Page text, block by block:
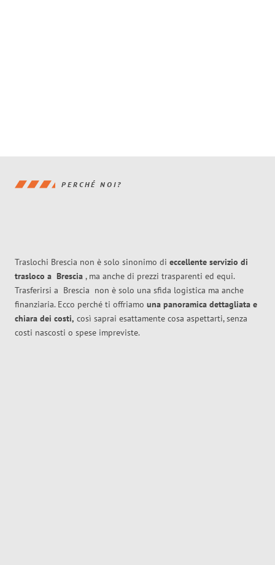
PERCHÉ NOI?
Traslochi Brescia non è solo sinonimo di eccellente servizio di
trasloco a Brescia , ma anche di prezzi trasparenti ed equi.
Trasferirsi a Brescia non è solo una sfida logistica ma anche
finanziaria. Ecco perché ti offriamo una panoramica dettagliata e
chiara dei costi, così saprai esattamente cosa aspettarti, senza
costi nascosti o spese impreviste.